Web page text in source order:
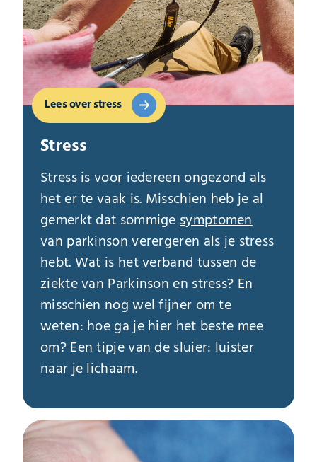
Lees over stress
Stress
Stress is voor iedereen ongezond als
het er te vaak is. Misschien heb je al
gemerkt dat sommigesymptomen
van parkinson verergeren als je stress
hebt. Wat is het verband tussen de
ziekte van Parkinson en stress? En
misschien nog wel fijner om te
weten: hoe ga je hier het beste mee
om? Een tipje van de sluier: luister
naar je lichaam.